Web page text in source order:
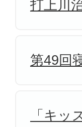
打上川
第49回
「キ